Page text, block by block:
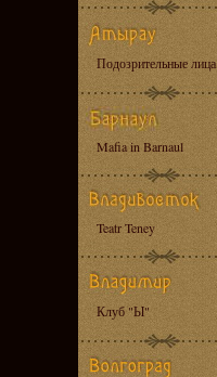
Подозрительные лица
Mafia in Barnaul
Teatr Teney
Клуб "Ы"